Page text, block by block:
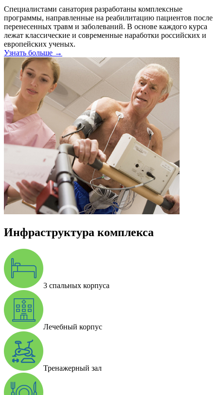
Специалистами санатория разработаны комплексные
программы, направленные на реабилитацию пациентов после
перенесенных травм и заболеваний. В основе каждого курса
лежат классические и современные наработки российских и
европейских ученых.
Узнать больше →
Инфраструктура комплекса
3 спальных корпуса
Лечебный корпус
Тренажерный зал